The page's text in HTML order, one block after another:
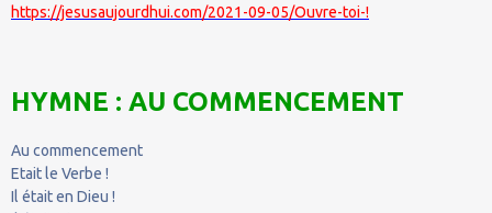
https://jesusaujourdhui.com/2021-09-05/Ouvre-toi-!
HYMNE : AU COMMENCEMENT
Au commencement
Etait le Verbe !
Il était en Dieu !